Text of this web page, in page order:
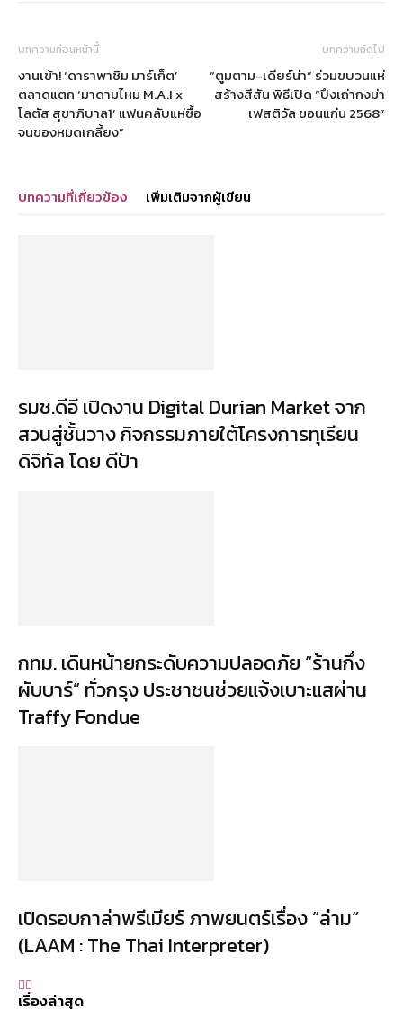
บทความก่อนหน้านี้
งานเข้า! ‘ดาราพาชิม มาร์เก็ต’
ตลาดแตก ‘มาดามไหม M.A.I x
โลตัส สุขาภิบาล1’ แฟนคลับแห่ซื้อ
จนของหมดเกลี้ยง”
บทความถัดไป
“ตูมตาม-เดียร์น่า” ร่วมขบวนแห่
สร้างสีสัน พิธีเปิด “ปึงเถ่ากงม่า
เฟสติวัล ขอนแก่น 2568”
บทความที่เกี่ยวข้อง เพิ่มเติมจากผู้เขียน
รมช.ดีอี เปิดงาน Digital Durian Market จาก
สวนสู่ชั้นวาง กิจกรรมภายใต้โครงการทุเรียน
ดิจิทัล โดย ดีป้า
กทม. เดินหน้ายกระดับความปลอดภัย “ร้านกึ่ง
ผับบาร์” ทั่วกรุง ประชาชนช่วยแจ้งเบาะแสผ่าน
Traffy Fondue
เปิดรอบกาล่าพรีเมียร์ ภาพยนตร์เรื่อง ”ล่าม“
(LAAM : The Thai Interpreter)
เรื่องล่าสุด